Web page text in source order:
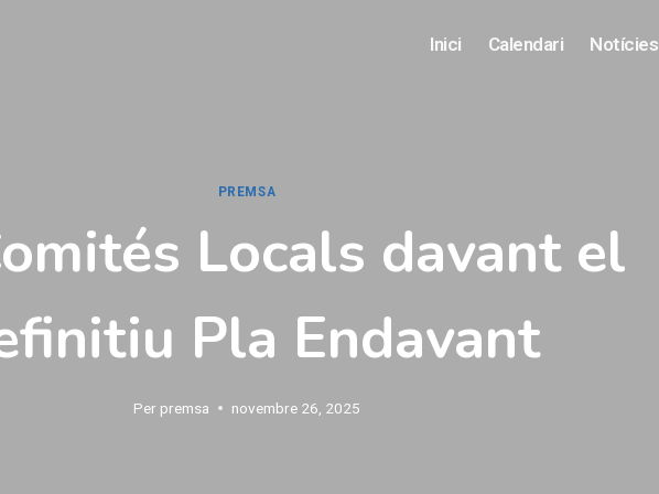
Inici Calendari Notícies
PREMSA
Locals davant el
Pla Endavant
Per premsa novembre 26, 2025